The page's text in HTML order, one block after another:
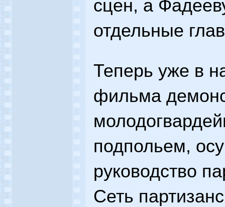
сцен, а
отдельные
Теперь уже в
фильма
подпольем,
руководство
Сеть